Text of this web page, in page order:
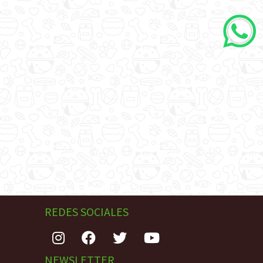
REDES SOCIALES
NEWSLETTER